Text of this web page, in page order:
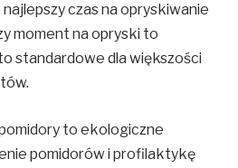
czas na opryskiwanie
moment na opryski to
standardowe dla większości
to ekologiczne
pomidorów i profilaktykę